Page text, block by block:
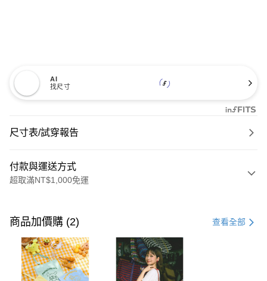
AI
找尺寸
尺寸表/試穿報告
付款與運送方式
超取滿NT$1,000免運
信用卡一次付款
購物金
超商取貨付款
商品加價購 (2) 查看全部